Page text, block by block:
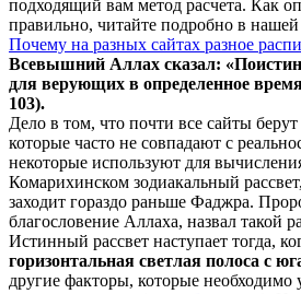
подходящий вам метод расчета. Как
правильно, читайте подробно в
Почему на разных сайтах разное
Всевышний Аллах сказал:
для верующих в определенное
103).
Дело в том, что почти все сайты
которые часто не совпадают с
некоторые используют для
Комарихинском зодиакальный
заходит гораздо раньше Фаджра.
благословение Аллаха, назвал такой
Истинный рассвет наступает тогда,
горизонтальная светлая полоса с
другие факторы, которые необходимо